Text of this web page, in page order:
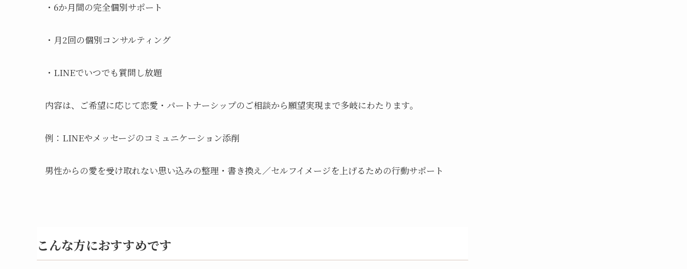
・6か月間の完全個別サポート
・月2回の個別コンサルティング
・LINEでいつでも質問し放題
内容は、ご希望に応じて恋愛・パートナーシップのご相談から願望実現まで多岐にわたります。
例：LINEやメッセージのコミュニケーション添削
男性からの愛を受け取れない思い込みの整理・書き換え／セルフイメージを上げるための行動サポート
こんな方におすすめです